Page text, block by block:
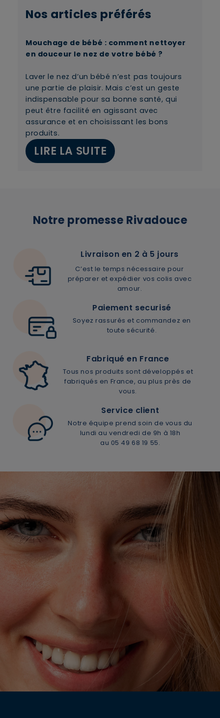
Nos articles préférés
Mouchage de bébé : comment nettoyer
en douceur le nez de votre bébé ?
Laver le nez d’un bébé n’est pas toujours
une partie de plaisir. Mais c’est un geste
indispensable pour sa bonne santé, qui
peut être facilité en agissant avec
assurance et en choisissant les bons
produits.
LIRE LA SUITE
Notre promesse Rivadouce
Livraison en 2 à 5 jours
C’est le temps nécessaire pour
préparer et expédier vos colis avec
amour.
Paiement securisé
Soyez rassurés et commandez en
toute sécurité.
Fabriqué en France
Tous nos produits sont développés et
fabriqués en France, au plus près de
vous.
Service client
Notre équipe prend soin de vous du
lundi au vendredi de 9h à 18h
au 05 49 68 19 55.
JE M’INSCRIS
En renseignant votre adresse e-mail, vous acceptez de
Rivadouce et Milton, son partenaire Hygiène Maison.